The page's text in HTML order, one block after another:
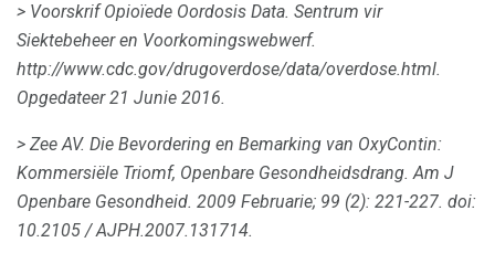
> Voorskrif Opioïede Oordosis Data. Sentrum vir
Siektebeheer en Voorkomingswebwerf.
http://www.cdc.gov/drugoverdose/data/overdose.html.
Opgedateer 21 Junie 2016.
> Zee AV. Die Bevordering en Bemarking van OxyContin:
Kommersiële Triomf, Openbare Gesondheidsdrang. Am J
Openbare Gesondheid. 2009 Februarie; 99 (2): 221-227. doi:
10.2105 / AJPH.2007.131714.